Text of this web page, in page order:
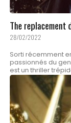
The replacement
28/02/2022
Sorti récemment
passionnés du
est un thriller